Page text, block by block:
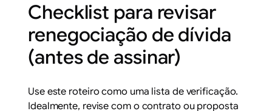
Checklist para revisar
renegociação de dívida
(antes de assinar)
Use este roteiro como uma lista de verificação.
Idealmente, revise com o contrato ou proposta